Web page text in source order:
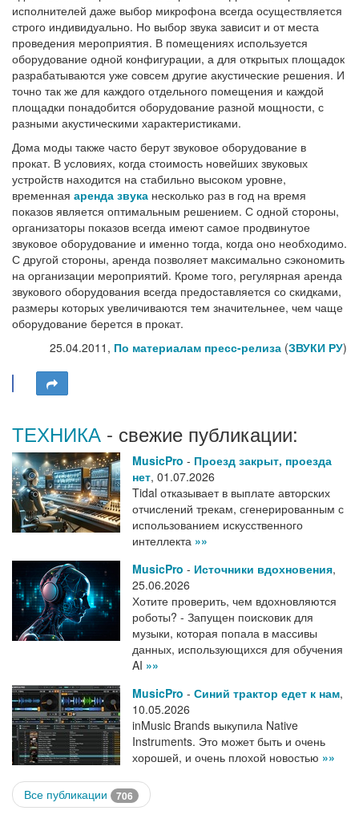
исполнителей даже выбор микрофона всегда осуществляется
строго индивидуально. Но выбор звука зависит и от места
проведения мероприятия. В помещениях используется
оборудование одной конфигурации, а для открытых площадок
разрабатываются уже совсем другие акустические решения. И
точно так же для каждого отдельного помещения и каждой
площадки понадобится оборудование разной мощности, с
разными акустическими характеристиками.
Дома моды также часто берут звуковое оборудование в
прокат. В условиях, когда стоимость новейших звуковых
устройств находится на стабильно высоком уровне,
временная аренда звука несколько раз в год на время
показов является оптимальным решением. С одной стороны,
организаторы показов всегда имеют самое продвинутое
звуковое оборудование и именно тогда, когда оно необходимо.
С другой стороны, аренда позволяет максимально сэкономить
на организации мероприятий. Кроме того, регулярная аренда
звукового оборудования всегда предоставляется со скидками,
размеры которых увеличиваются тем значительнее, чем чаще
оборудование берется в прокат.
25.04.2011, По материалам пресс-релиза (ЗВУКИ РУ)
ТЕХНИКА - свежие публикации:
MusicPro - Проезд закрыт, проезда
нет, 01.07.2026
Tidal отказывает в выплате авторских
отчислений трекам, сгенерированным с
использованием искусственного
интеллекта »»
MusicPro - Источники вдохновения,
25.06.2026
Хотите проверить, чем вдохновляются
роботы? - Запущен поисковик для
музыки, которая попала в массивы
данных, использующихся для обучения
AI »»
MusicPro - Синий трактор едет к нам,
10.05.2026
inMusic Brands выкупила Native
Instruments. Это может быть и очень
хорошей, и очень плохой новостью »»
Все публикации 706